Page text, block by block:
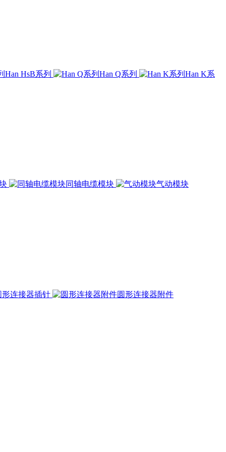
Han HsB系列 Han Q系列
Han K系
同轴电缆模块
气动模块
形连接器插针 圆形连接器附件